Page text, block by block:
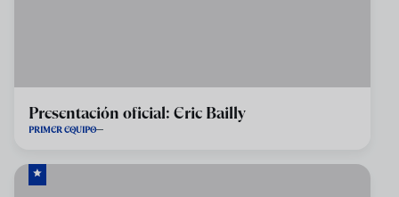
Presentación oficial: Eric Bailly
PRIMER EQUIPO